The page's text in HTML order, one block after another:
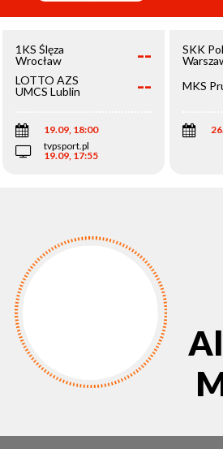
1KS Ślęza
Wrocław
--
LOTTO AZS
UMCS Lublin
--
19.09, 18:00
tvpsport.pl
19.09, 17:55
SKK
MKS